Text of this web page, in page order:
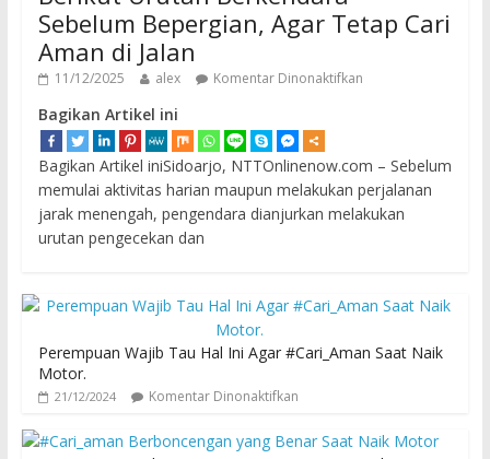
Sebelum Bepergian, Agar Tetap Cari
Aman di Jalan
11/12/2025 alex Komentar Dinonaktifkan
Bagikan Artikel ini
Bagikan Artikel iniSidoarjo, NTTOnlinenow.com – Sebelum
memulai aktivitas harian maupun melakukan perjalanan
jarak menengah, pengendara dianjurkan melakukan
urutan pengecekan dan
Perempuan Wajib Tau Hal Ini Agar #Cari_Aman Saat Naik
Motor.
21/12/2024 Komentar Dinonaktifkan